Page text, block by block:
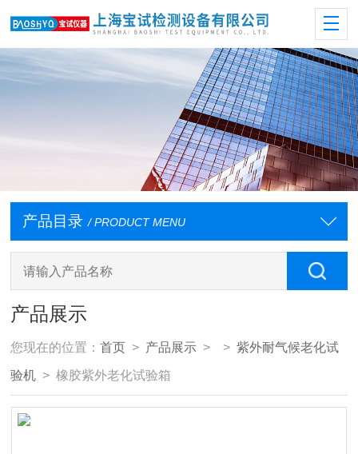
产品目录 / PRODUCT MENU
产品展示
您现在的位置：首页 > 产品展示 > >紫外耐气候老化试
验机 > 橡胶紫外老化试验箱